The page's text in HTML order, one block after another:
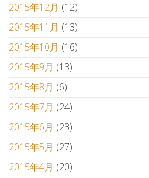
2015年12月 (12)
2015年11月 (13)
2015年10月 (16)
2015年9月 (13)
2015年8月 (6)
2015年7月 (24)
2015年6月 (23)
2015年5月 (27)
2015年4月 (20)